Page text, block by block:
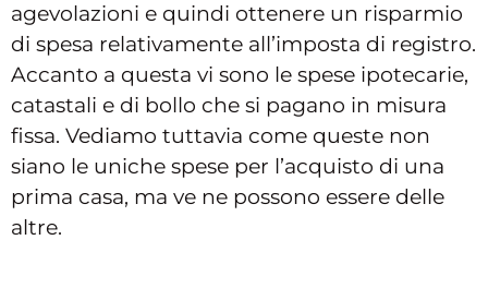
agevolazioni e quindi ottenere un risparmio
di spesa relativamente all’imposta di registro.
Accanto a questa vi sono le spese ipotecarie,
catastali e di bollo che si pagano in misura
fissa. Vediamo tuttavia come queste non
siano le uniche spese per l’acquisto di una
prima casa, ma ve ne possono essere delle
altre.